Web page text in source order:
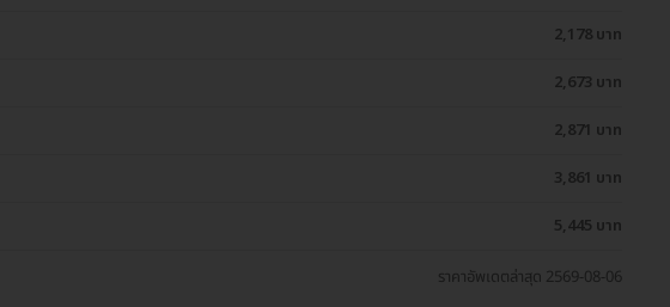
2,178 บาท
2,673 บาท
2,871 บาท
3,861 บาท
5,445 บาท
ราคาอัพเดตล่าสุด 2569-08-06